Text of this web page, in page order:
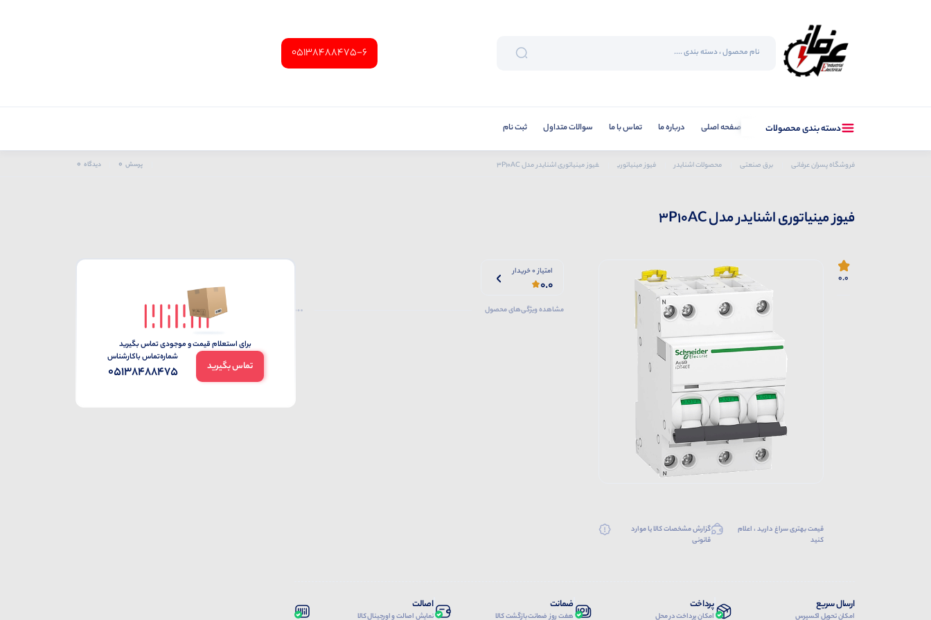
05138488475-6
دسته بندی محصولات صفحه اصلی درباره ما تماس با ما سوالات متداول ثبت نام
فروشگاه پسران عرفانی برق صنعتی محصولات اشنایدر فیوز مینیاتوری فیوز مینیاتوری اشنایدر مدل 3P10AC پرسش 0 دیدگاه 0
فیوز مینیاتوری اشنایدر مدل 3P10AC
0.0
قیمت بهتری سراغ دارید ، اعلام
کنید
گزارش مشخصات کالا یا موارد
قانونی
امتیاز 0 خریدار
0.0
مشاهده ویژگی‌های محصول
ارسال سریع
امکان تحویل اکسپرس
پرداخت
امکان پرداخت در محل
ضمانت
هفت روز ضمانت بازگشت کالا
اصالت
نمایش اصالت و اورجینال کالا
برای استعلام قیمت و موجودی تماس بگیرید
تماس بگیرید
شماره‌تماس‌ با‌کارشناس
05138488475